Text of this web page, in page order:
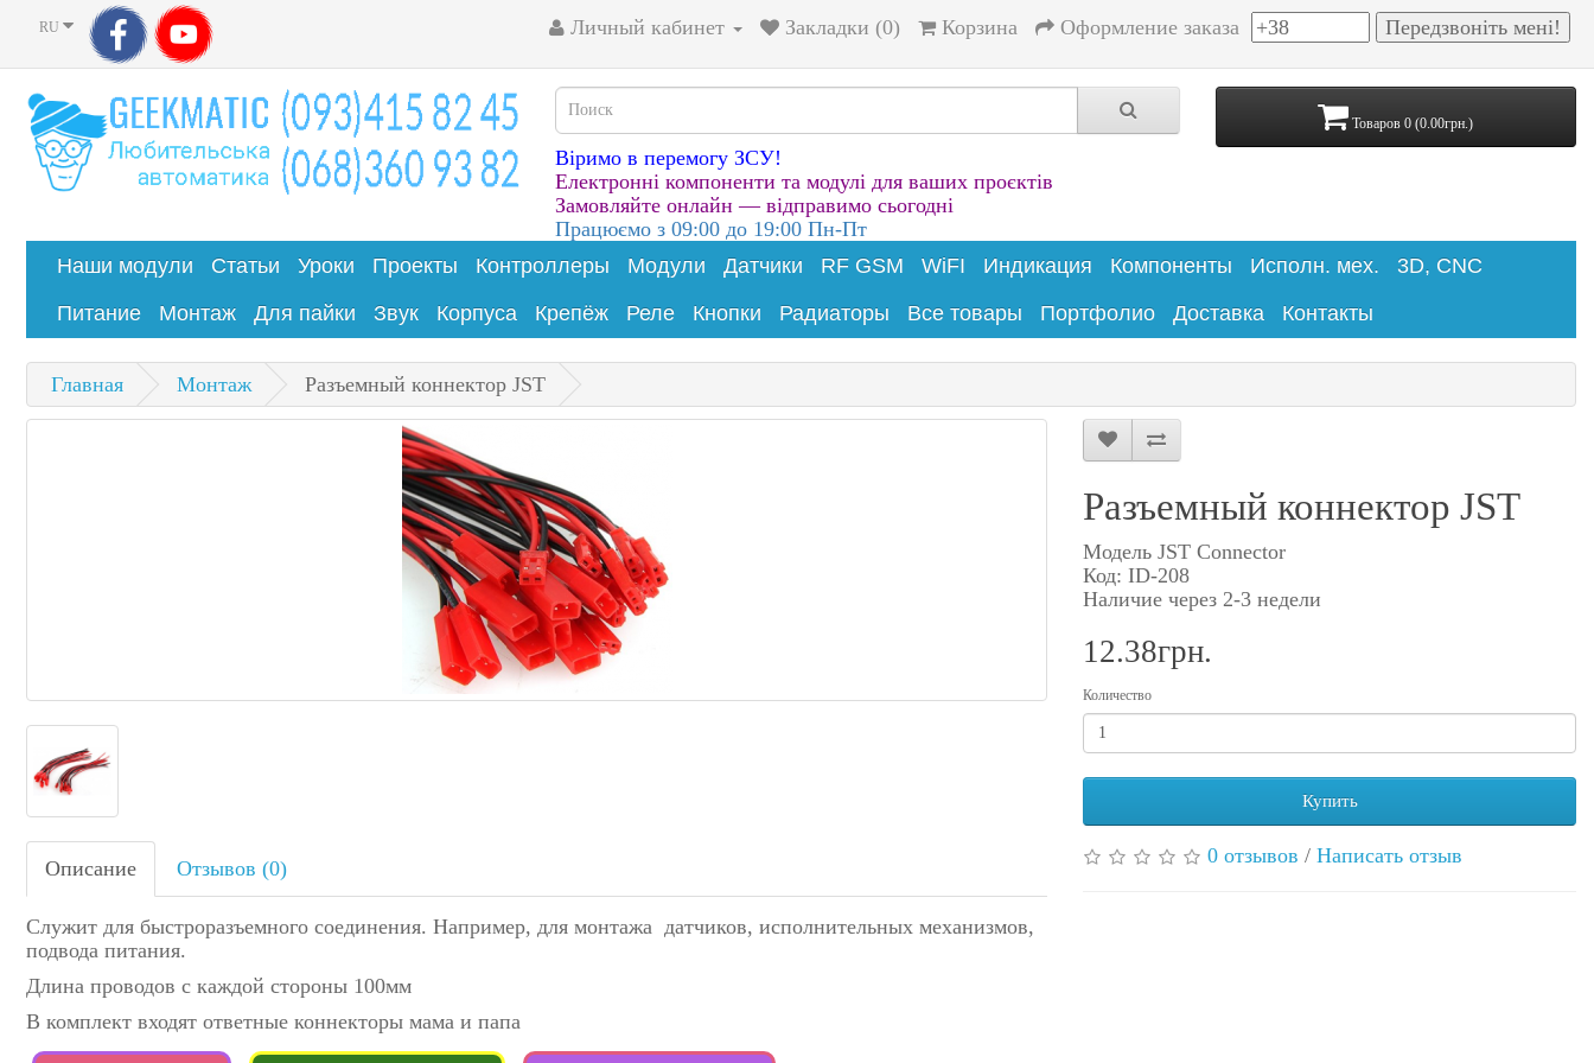
RU Личный кабинет Закладки (0) Корзина Оформление заказа
Віримо в перемогу ЗСУ!
Електронні компоненти та модулі для ваших проєктів
Замовляйте онлайн — відправимо сьогодні
Працюємо з 09:00 до 19:00 Пн-Пт
Товаров 0 (0.00грн.)
Наши модули Статьи Уроки Проекты Контроллеры Модули Датчики RF GSM WiFI Индикация Компоненты Исполн. мех.
3D, CNC
Питание
Монтаж Для пайки Звук Корпуса Крепёж Реле Кнопки Радиаторы Все товары Портфолио Доставка Контакты
Главная Монтаж Разъемный коннектор JST
Описание Отзывов (0)
Служит для быстроразъемного соединения. Например, для монтажа датчиков, исполнительных механизмов,
подвода питания.
Длина проводов с каждой стороны 100мм
В комплект входят ответные коннекторы мама и папа
Разъемный коннектор JST
Модель JST Connector
Код: ID-208
Наличие через 2-3 недели
12.38грн.
Количество
Купить
0 отзывов /Написать отзыв